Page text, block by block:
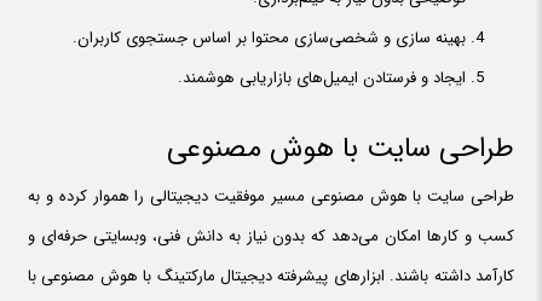
بهینه سازی و شخصی‌سازی محتوا بر اساس جستجوی کاربران.
ایجاد و فرستادن ایمیل‌های بازاریابی هوشمند.
طراحی سایت با هوش مصنوعی
طراحی سایت با هوش مصنوعی مسیر موفقیت دیجیتالی را هموار کرده و به
کسب و کارها امکان می‌دهد که بدون نیاز به دانش فنی، وبسایتی حرفه‌ای و
کارآمد داشته باشند. ابزارهای پیشرفته دیجیتال مارکتینگ با هوش مصنوعی با